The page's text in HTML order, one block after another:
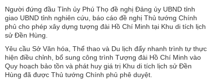
Người đứng đầu Tỉnh ủy Phú Thọ đề nghị Đảng ủy UBND tỉnh
giao UBND tỉnh nghiên cứu, báo cáo đề nghị Thủ tướng Chính
phủ cho phép xây dựng tượng đài Hồ Chí Minh tại Khu di tích lịch
sử Đền Hùng.
Yêu cầu Sở Văn hóa, Thể thao và Du lịch đẩy nhanh trình tự thực
hiện điều chỉnh, bổ sung công trình Tượng đài Hồ Chí Minh vào
Quy hoạch bảo tồn và phát huy giá trị Khu di tích lịch sử Đền
Hùng đã được Thủ tướng Chính phủ phê duyệt.